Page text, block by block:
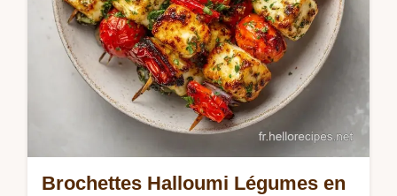
Brochettes Halloumi Légumes en